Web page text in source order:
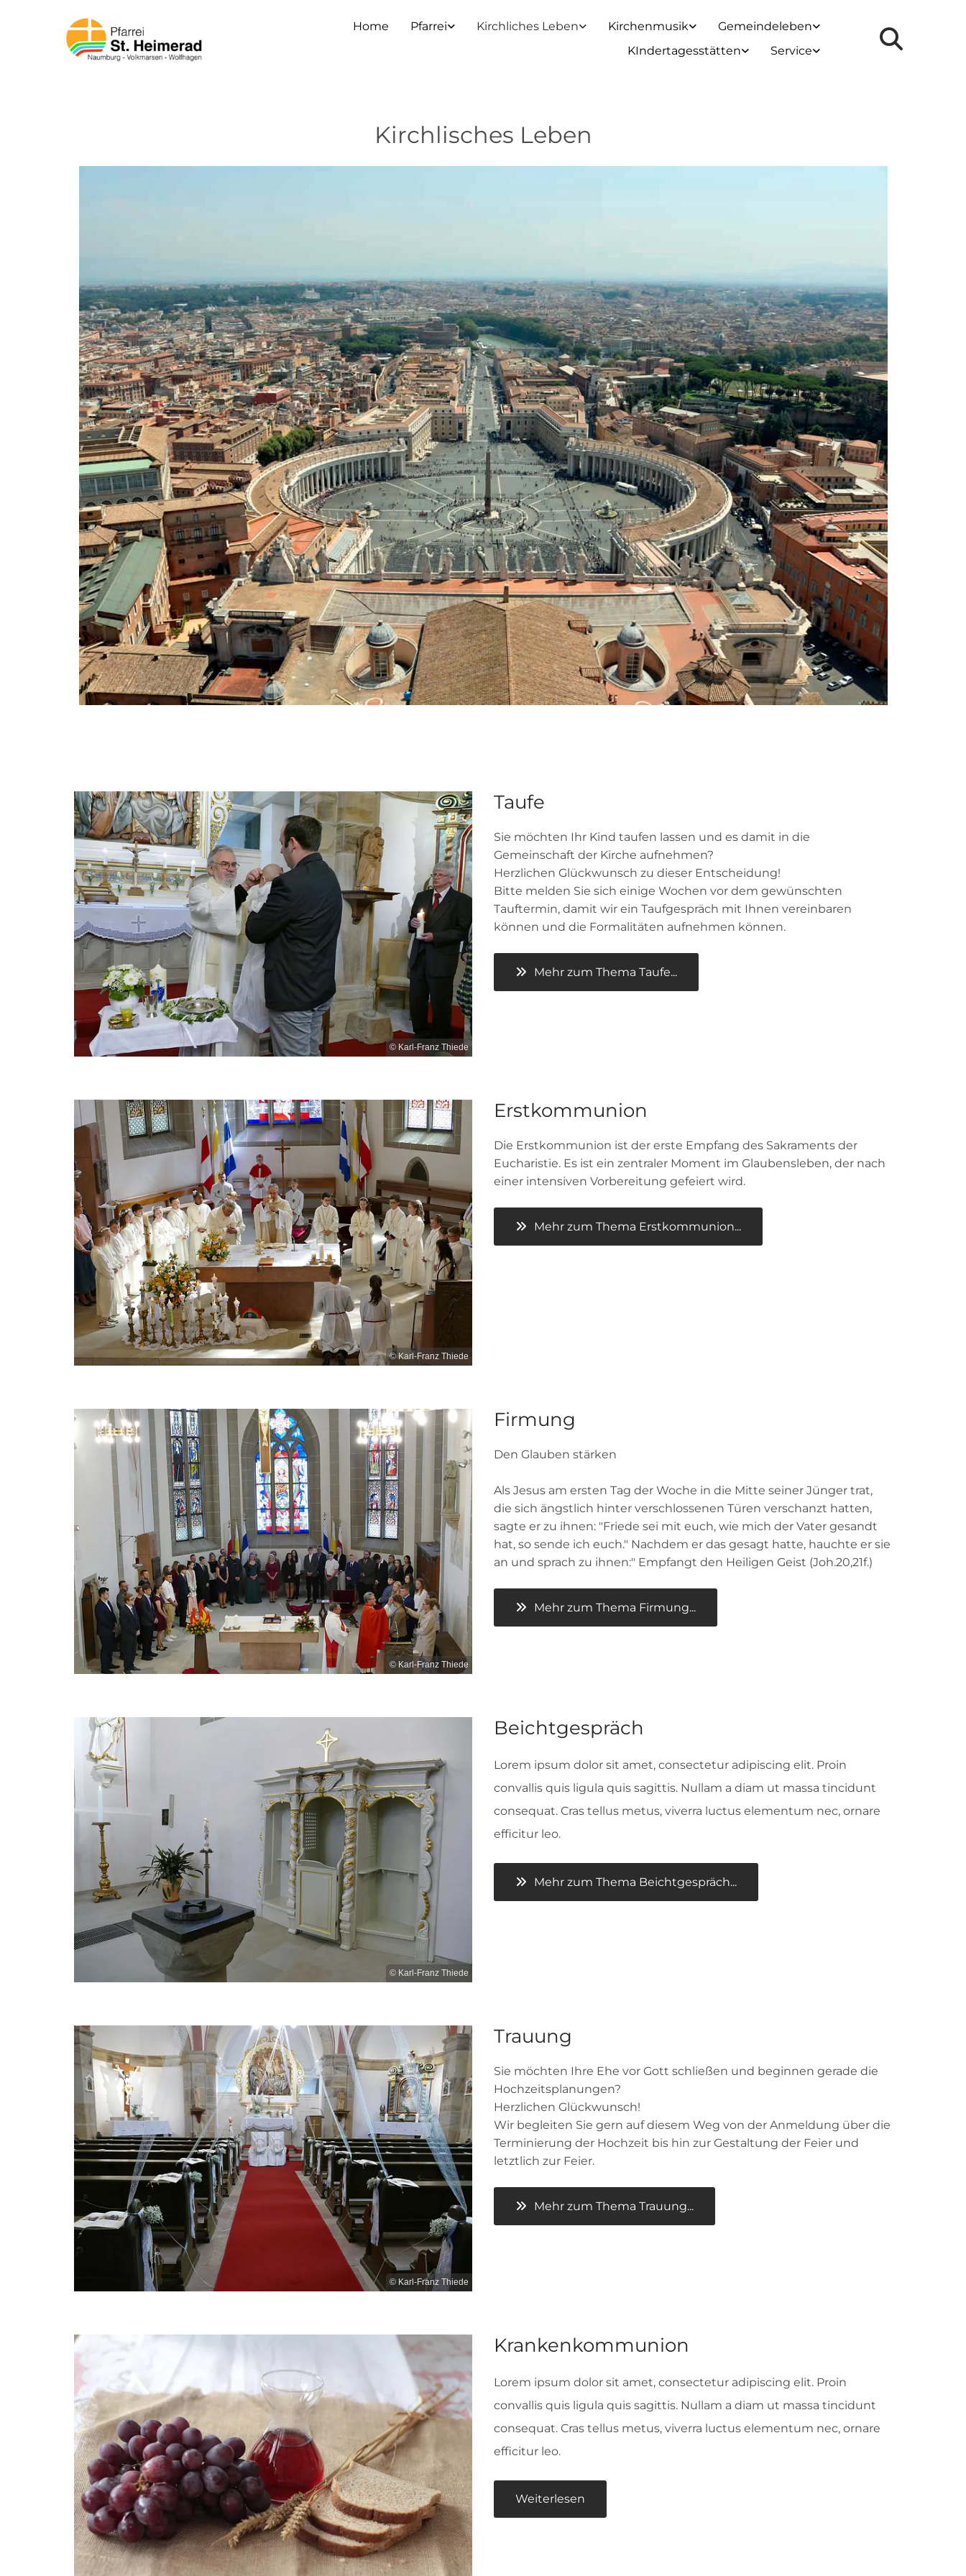
Home
Pfarrei Kirchliches Leben Kirchenmusik
Gemeindeleben
KIndertagesstätten
Service
Kirchlisches Leben
© Karl-Franz Thiede
Taufe
Sie möchten Ihr Kind taufen lassen und es damit in die
Gemeinschaft der Kirche aufnehmen?
Herzlichen Glückwunsch zu dieser Entscheidung!
Bitte melden Sie sich einige Wochen vor dem gewünschten
Tauftermin, damit wir ein Taufgespräch mit Ihnen vereinbaren
können und die Formalitäten aufnehmen können.
Mehr zum Thema Taufe...
© Karl-Franz Thiede
Erstkommunion
Die Erstkommunion ist der erste Empfang des Sakraments der
Eucharistie. Es ist ein zentraler Moment im Glaubensleben, der nach
einer intensiven Vorbereitung gefeiert wird.
Mehr zum Thema Erstkommunion...
© Karl-Franz Thiede
Firmung
Den Glauben stärken
Als Jesus am ersten Tag der Woche in die Mitte seiner Jünger trat,
die sich ängstlich hinter verschlossenen Türen verschanzt hatten,
sagte er zu ihnen: "Friede sei mit euch, wie mich der Vater gesandt
hat, so sende ich euch." Nachdem er das gesagt hatte, hauchte er sie
an und sprach zu ihnen:" Empfangt den Heiligen Geist (Joh.20,21f.)
Mehr zum Thema Firmung...
© Karl-Franz Thiede
Beichtgespräch
Lorem ipsum dolor sit amet, consectetur adipiscing elit. Proin
convallis quis ligula quis sagittis. Nullam a diam ut massa tincidunt
consequat. Cras tellus metus, viverra luctus elementum nec, ornare
efficitur leo.
Mehr zum Thema Beichtgespräch...
© Karl-Franz Thiede
Trauung
Sie möchten Ihre Ehe vor Gott schließen und beginnen gerade die
Hochzeitsplanungen?
Herzlichen Glückwunsch!
Wir begleiten Sie gern auf diesem Weg von der Anmeldung über die
Terminierung der Hochzeit bis hin zur Gestaltung der Feier und
letztlich zur Feier.
Mehr zum Thema Trauung...
Krankenkommunion
Lorem ipsum dolor sit amet, consectetur adipiscing elit. Proin
convallis quis ligula quis sagittis. Nullam a diam ut massa tincidunt
consequat. Cras tellus metus, viverra luctus elementum nec, ornare
efficitur leo.
Weiterlesen